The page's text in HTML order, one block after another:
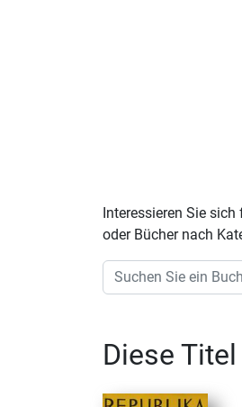
Interessieren Sie
oder Bücher nach
Diese